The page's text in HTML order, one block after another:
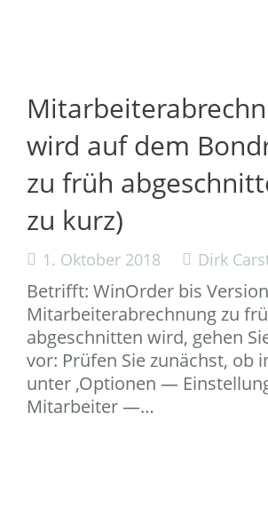
wird auf dem
zu früh
zu kurz)
1. Oktober 2018 Dirk
Betrifft: WinOrder bis
Mitarbeiterabrechnung zu
abgeschnitten wird, gehen
vor: Prüfen Sie zunächst, ob
unter ‚Optionen —
Mitarbeiter —…